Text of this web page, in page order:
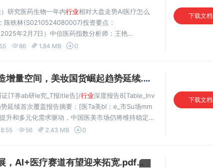
研究医药生物一年内行业相对大盘走势AI医疗怎么
陈铁林(S0210524080007)投资要点：
年2月7日）中信医药指数分析师：王艳
信一级
行业 分类中排名第
86 1.84 MB 0
下载文档
量空间，美妆国货崛起趋势延续.pdf
[T券ab研le究_T报itle告]/行业深度报告8[Table_Inv
延续首次覆盖报告摘要：[医Ta美bl：e_市Su场mm
升和多元化需求驱动，中国医美市场仍将维持稳定增
数据，2024年中国医美市场规模已达约2700亿...
56 2.43 MB 0
下载文档
，AI+医疗赛道有望迎来拓宽.pdf VIP专享